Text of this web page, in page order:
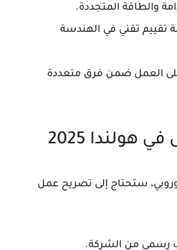
والطاقة المتجددة.
تقييم تقني في الهندسة
العمل ضمن فرق متعددة
ستحتاج إلى تصريح عمل
رسمي من الشركة.